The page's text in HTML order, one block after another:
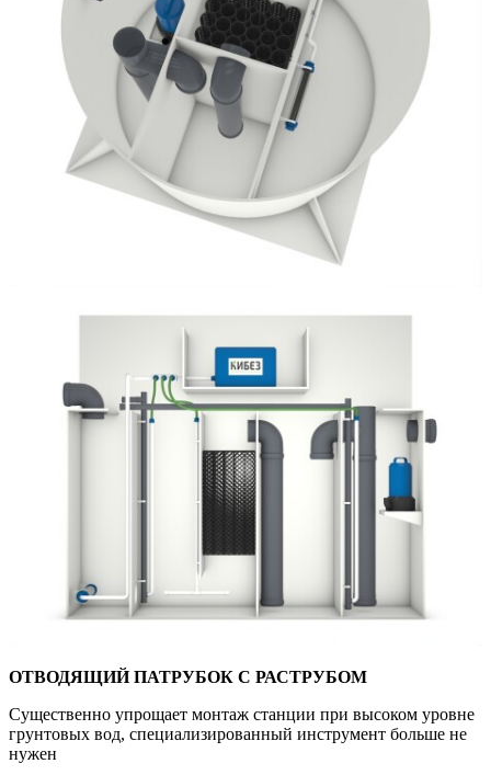
ОТВОДЯЩИЙ ПАТРУБОК С РАСТРУБОМ
Существенно упрощает монтаж станции при высоком уровне
грунтовых вод, специализированный инструмент больше не
нужен